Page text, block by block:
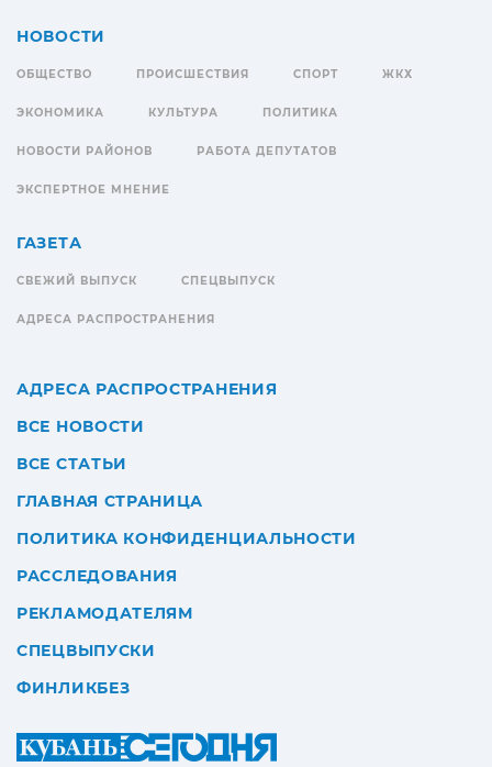
НОВОСТИ
ОБЩЕСТВО ПРОИСШЕСТВИЯ СПОРТ ЖКХ
ЭКОНОМИКА КУЛЬТУРА ПОЛИТИКА
НОВОСТИ РАЙОНОВ РАБОТА ДЕПУТАТОВ
ЭКСПЕРТНОЕ МНЕНИЕ
ГАЗЕТА
СВЕЖИЙ ВЫПУСК СПЕЦВЫПУСК
АДРЕСА РАСПРОСТРАНЕНИЯ
АДРЕСА РАСПРОСТРАНЕНИЯ
ВСЕ НОВОСТИ
ВСЕ СТАТЬИ
ГЛАВНАЯ СТРАНИЦА
ПОЛИТИКА КОНФИДЕНЦИАЛЬНОСТИ
РАССЛЕДОВАНИЯ
РЕКЛАМОДАТЕЛЯМ
СПЕЦВЫПУСКИ
ФИНЛИКБЕЗ